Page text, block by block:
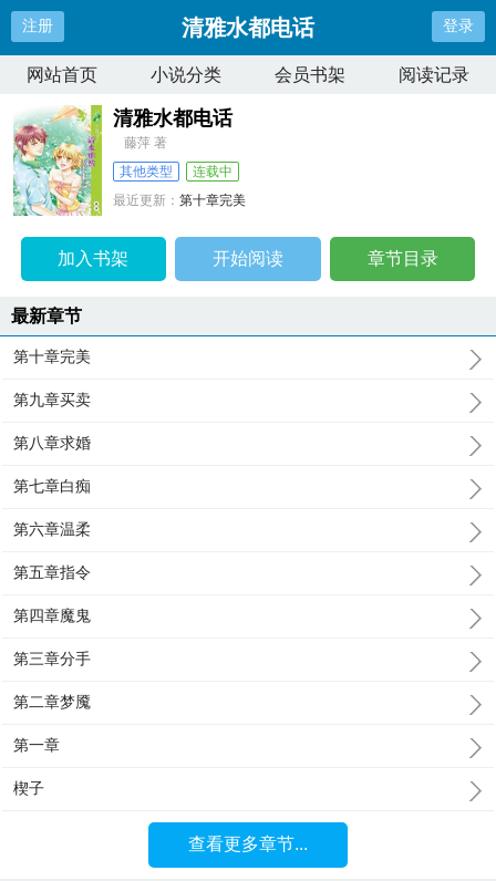
注册 清雅水都电话 登录
网站首页 小说分类 会员书架 阅读记录
清雅水都电话
藤萍 著
其他类型
连载中
最近更新：第十章完美
加入书架 开始阅读 章节目录
最新章节
第十章完美
第九章买卖
第八章求婚
第七章白痴
第六章温柔
第五章指令
第四章魔鬼
第三章分手
第二章梦魇
第一章
楔子
查看更多章节...